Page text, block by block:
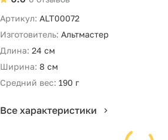
Артикул: ALT00072
Изготовитель: Альтмастер
Длина: 24 см
Ширина: 8 см
Средний вес: 190 г
Все характеристики